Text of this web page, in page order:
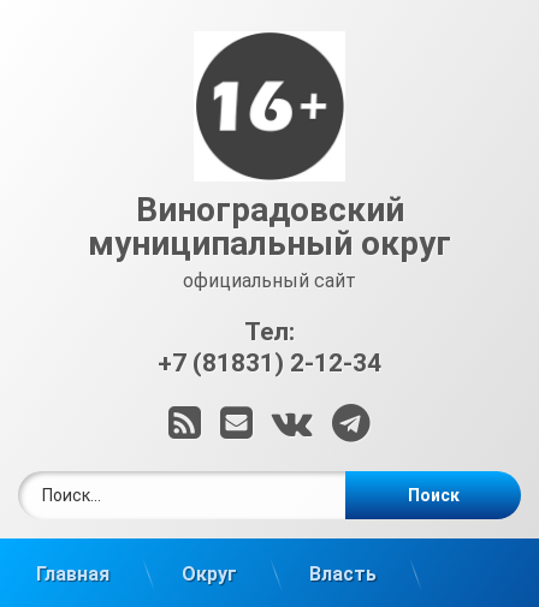
Виноградовский
муниципальный округ
официальный сайт
Тел:
+7 (81831) 2-12-34
RSSE-mailВКонтакте
Telegram
Главная Округ Власть